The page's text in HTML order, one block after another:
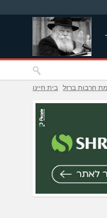
חרבות ברזל בית חיינו